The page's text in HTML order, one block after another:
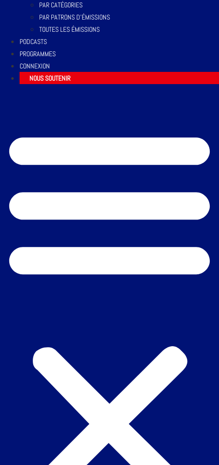
PAR CATÉGORIES
PAR PATRONS D’ÉMISSIONS
TOUTES LES ÉMISSIONS
PODCASTS
PROGRAMMES
CONNEXION
NOUS SOUTENIR